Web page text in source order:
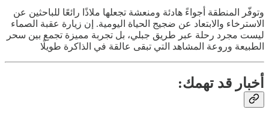
وتوفّر المنطقة أجواءً هادئة ومنعشة تجعلها ملاذًا رائعًا للباحثين عن
الاسترخاء والابتعاد عن ضجيج الحياة اليومية. إن زيارة عقبة الصماء
ليست مجرد رحلة عبر طريق جبلي، بل تجربة مميزة تجمع بين سحر
الطبيعة وروعة المشاهد التي تبقى عالقة في الذاكرة طويلًا
أخبار قد تهمك: